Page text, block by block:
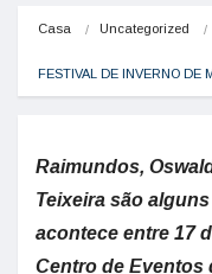
Casa Uncategorized
FESTIVAL DE INVERNO DE
Raimundos,
Teixeira são
acontece entre 17
Centro de Eventos